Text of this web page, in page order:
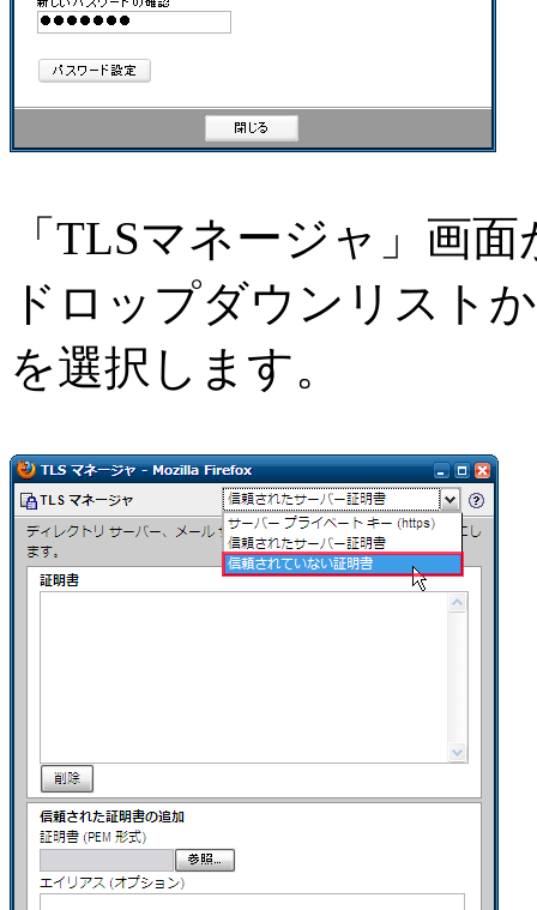
「TLSマネージャ」画
ドロップダウンリスト
を選択します。